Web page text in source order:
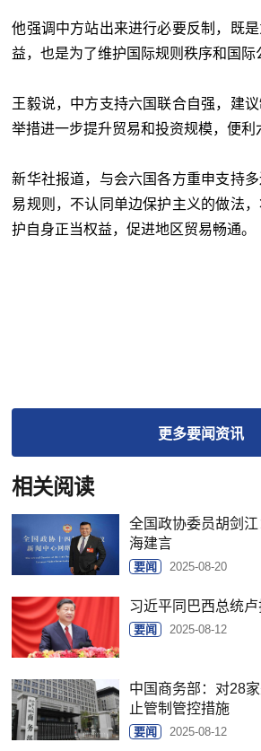
他强调中方站出来进行必要反制，既
益，也是为了维护国际规则秩序和国际
王毅说，中方支持六国联合自强，建
举措进一步提升贸易和投资规模，便利
新华社报道，与会六国各方重申支持
易规则，不认同单边保护主义的做法
护自身正当权益，促进地区贸易畅通。
更多要闻资讯
相关阅读
全国政协委员胡剑
海建言
要闻 2025-08-20
习近平同巴西总统
要闻 2025-08-12
中国商务部：对28
止管制管控措施
要闻 2025-08-12